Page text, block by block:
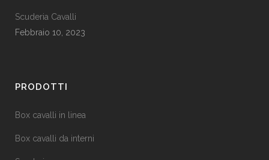
Scuderia Cavalli
Febbraio 10, 2023
PRODOTTI
Box cavalli in linea
Box cavalli da interni